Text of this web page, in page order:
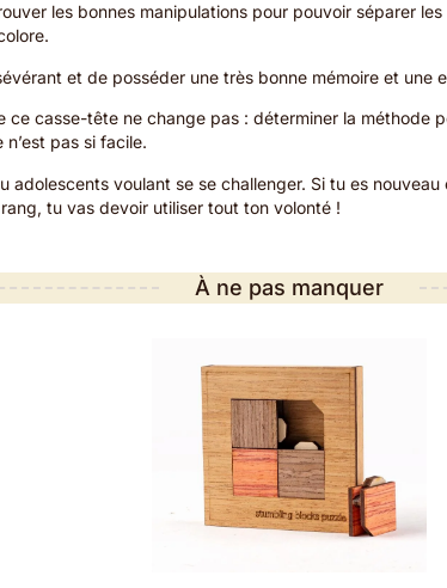
les bonnes manipulations pour pouvoir séparer
et de posséder une très bonne mémoire et une
casse-tête ne change pas : déterminer la méthode
pas si facile.
voulant se se challenger. Si tu es
tu vas devoir utiliser tout ton volonté !
À ne pas manquer